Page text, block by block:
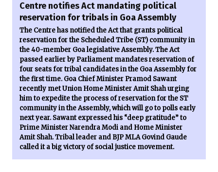
Centre notifies Act mandating political
reservation for tribals in Goa Assembly
The Centre has notified the Act that grants political
reservation for the Scheduled Tribe (ST) community in
the 40-member Goa legislative Assembly. The Act
passed earlier by Parliament mandates reservation of
four seats for tribal candidates in the Goa Assembly for
the first time. Goa Chief Minister Pramod Sawant
recently met Union Home Minister Amit Shah urging
him to expedite the process of reservation for the ST
community in the Assembly, which will go to polls early
next year. Sawant expressed his “deep gratitude” to
Prime Minister Narendra Modi and Home Minister
Amit Shah. Tribal leader and BJP MLA Govind Gaude
called it a big victory of social justice movement.